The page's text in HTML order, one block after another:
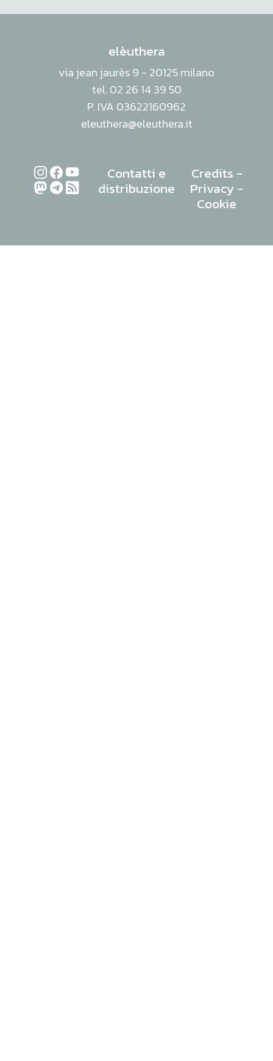
elèuthera
via jean jaurès 9 - 20125 milano
tel. 02 26 14 39 50
P. IVA 03622160962
eleuthera@eleuthera.it
Contatti e
distribuzione
Credits -
Privacy-
Cookie